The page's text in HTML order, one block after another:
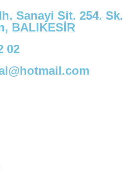
Sanayi Sit. 254. Sk.
BALIKESİR
02